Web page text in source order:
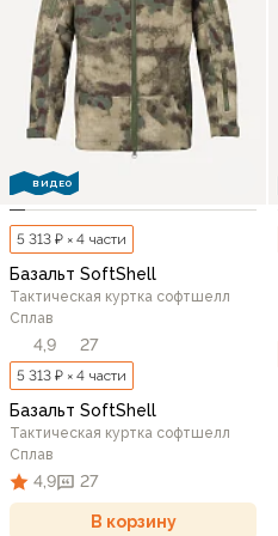
ВИДЕО
5 313 ₽ × 4 части
Базальт SoftShell
Тактическая куртка софтшелл
Сплав
4,9 27
5 313 ₽ × 4 части
Базальт SoftShell
Тактическая куртка софтшелл
Сплав
4,9 27
В корзину